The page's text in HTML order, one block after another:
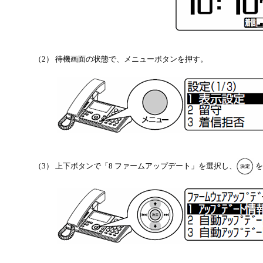
（2） 待機画面の状態で、メニューボタンを押す。
（3） 上下ボタンで「8 ファームアップデート」を選択し、